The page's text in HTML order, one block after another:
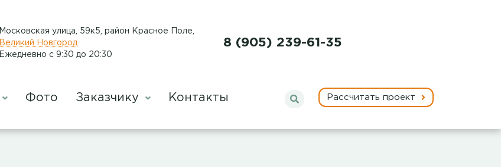
Московская улица, 59к5, район Красное Поле
Великий Новгород
Ежедневно с 9:30 до 20:30
8 (905) 239-61-35
Фото Заказчику Контакты Рассчитать проект